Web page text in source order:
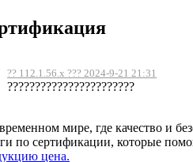
?? 112.1.56.x ??? 2024-9-21 21:31
???????????????????????
мире, где качество и
по сертификации, которые
цена.